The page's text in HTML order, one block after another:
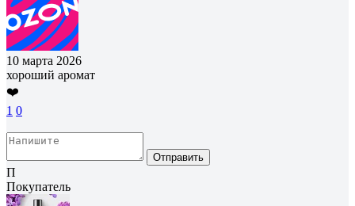
10 марта 2026
хороший аромат
❤️
1 0
Отправить
П
Покупатель